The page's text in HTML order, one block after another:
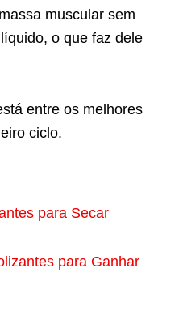
muscular sem
o que faz dele
entre os melhores
ciclo.
para Secar
para Ganhar